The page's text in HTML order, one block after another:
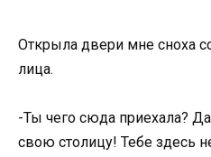
Открыла двери мне сноха
лица.
-Ты чего сюда приехала?
свою столицу! Тебе здесь